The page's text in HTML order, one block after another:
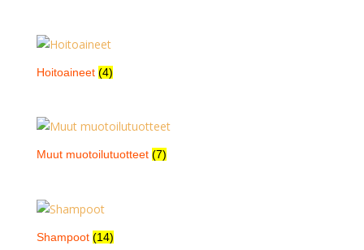
Hoitoaineet (4)
Muut muotoilutuotteet (7)
Shampoot (14)